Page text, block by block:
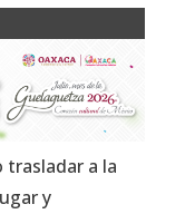
trasladar a la
y